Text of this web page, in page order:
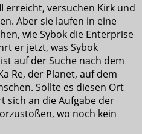
erreicht, versuchen Kirk und
Aber sie laufen in eine
wie Sybok die Enterprise
er jetzt, was Sybok
auf der Suche nach dem
Re, der Planet, auf dem
Sollte es diesen Ort
sich an die Aufgabe der
wo noch kein